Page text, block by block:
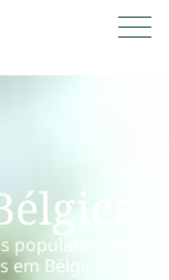
populares dos
Bélgica.